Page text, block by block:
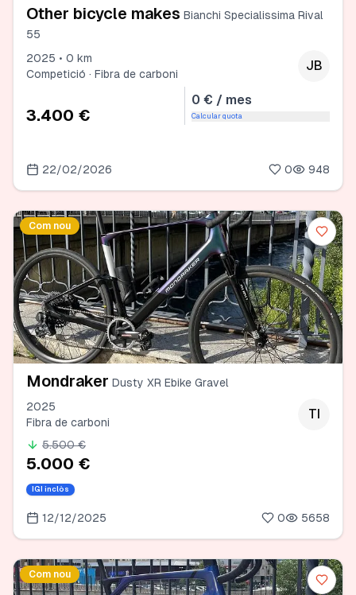
Other bicycle makes Bianchi Specialissima Rival
55
2025 • 0 km
Competició · Fibra de carboni
JB
3.400 €
0 € / mes
Calcular quota
22/02/2026 0 948
Com nou
Mondraker Dusty XR Ebike Gravel
2025
Fibra de carboni
TI
5.500 €
5.000 €
IGI inclòs
12/12/2025 0 5658
Com nou